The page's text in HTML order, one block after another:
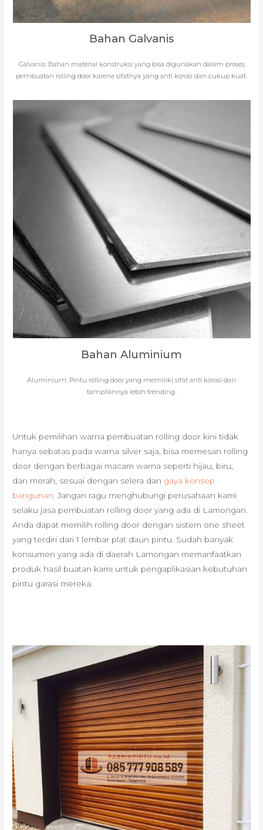
Bahan Galvanis
Galvanis: Bahan material konstruksi yang bisa digunakan dalam proses
pembuatan rolling door karena sifatnya yang anti korosi dan cukup kuat.
Bahan Aluminium
Aluminium: Pintu rolling door yang memiliki sifat anti korosi dan
tampilannya lebih trending.
Untuk pemilihan warna pembuatan rolling door kini tidak
hanya sebatas pada warna silver saja, bisa memesan rolling
door dengan berbagai macam warna seperti hijau, biru,
dan merah, sesuai dengan selera dan gaya konsep
bangunan. Jangan ragu menghubungi perusahaan kami
selaku jasa pembuatan rolling door yang ada di Lamongan.
Anda dapat memilih rolling door dengan sistem one sheet
yang terdiri dari 1 lembar plat daun pintu. Sudah banyak
konsumen yang ada di daerah Lamongan memanfaatkan
produk hasil buatan kami untuk pengaplikasian kebutuhan
pintu garasi mereka.